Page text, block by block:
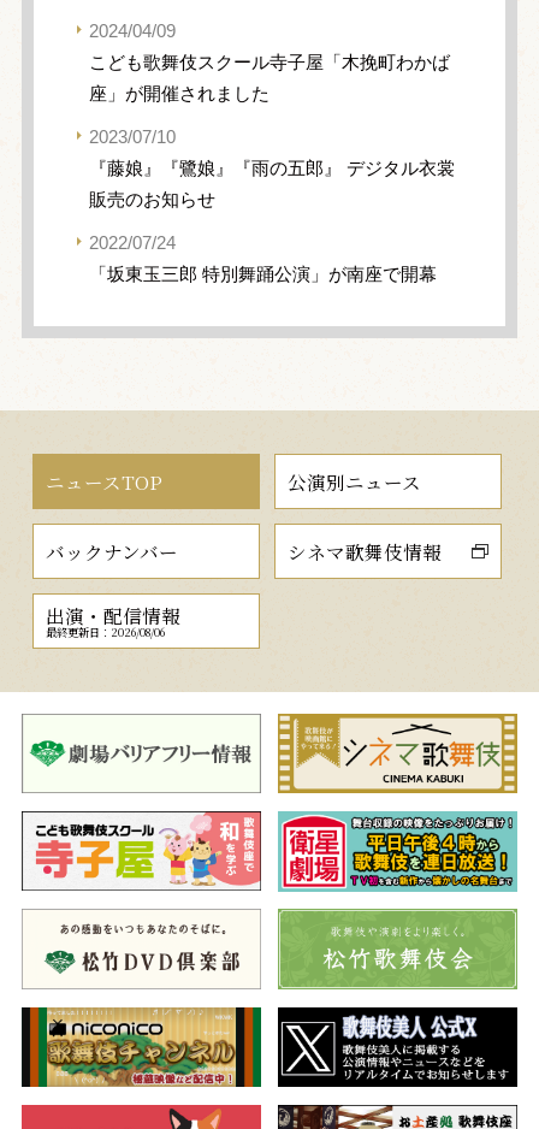
2024/04/09
こども歌舞伎スクール寺子屋「木挽町わかば
座」が開催されました
2023/07/10
『藤娘』『鷺娘』『雨の五郎』 デジタル衣裳
販売のお知らせ
2022/07/24
「坂東玉三郎 特別舞踊公演」が南座で開幕
ニュースTOP 公演別ニュース
バックナンバー シネマ歌舞伎情報
出演・配信情報
最終更新日：2026/08/06